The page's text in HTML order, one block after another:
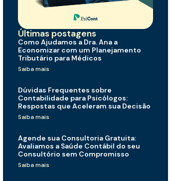
Últimas postagens
Como Ajudamos a Dra. Ana a
Economizar com um Planejamento
Tributário para Médicos
Saiba mais
Dúvidas Frequentes sobre
Contabilidade para Psicólogos:
Respostas que Aceleram sua Decisão
Saiba mais
Agende sua Consultoria Gratuita:
Avaliamos a Saúde Contábil do seu
Consultório sem Compromisso
Saiba mais